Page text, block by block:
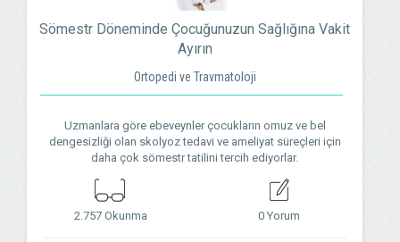
Sömestr Döneminde Çocuğunuzun Sağlığına Vakit
Ayırın
Ortopedi ve Travmatoloji
Uzmanlara göre ebeveynler çocukların omuz ve bel
dengesizliği olan skolyoz tedavi ve ameliyat süreçleri için
daha çok sömestr tatilini tercih ediyorlar.
2.757 Okunma 0 Yorum